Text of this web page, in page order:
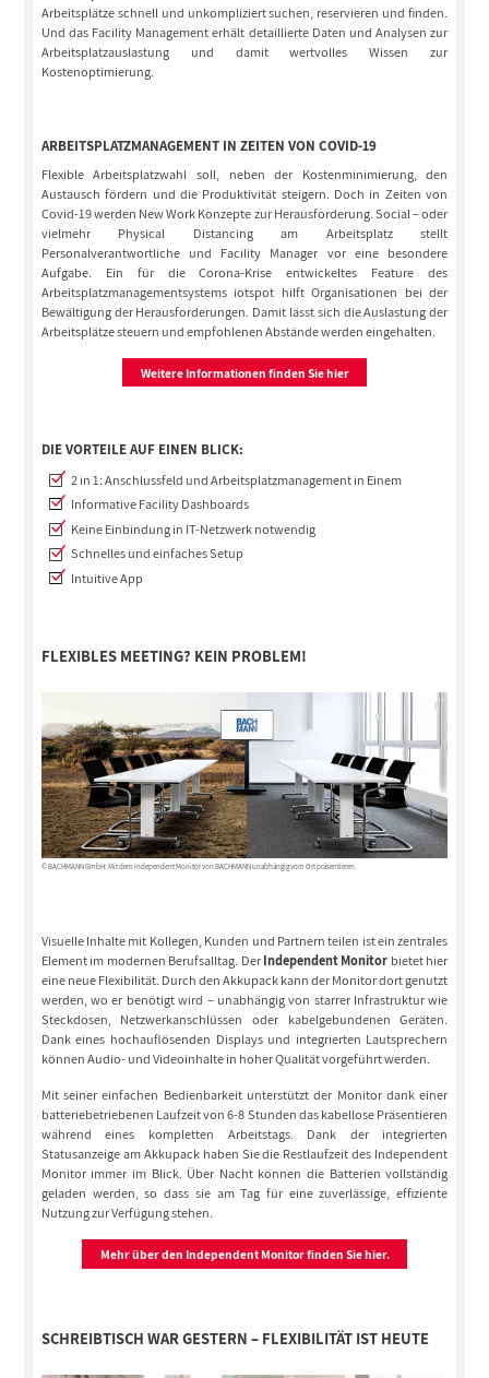
Arbeitsplätze schnell und unkompliziert suchen, reservieren und finden.
Und das Facility Management erhält detaillierte Daten und Analysen zur
Arbeitsplatzauslastung und damit wertvolles Wissen zur
Kostenoptimierung.
ARBEITSPLATZMANAGEMENT IN ZEITEN VON COVID-19
Flexible Arbeitsplatzwahl soll, neben der Kostenminimierung, den
Austausch fördern und die Produktivität steigern. Doch in Zeiten von
Covid-19 werden New Work Konzepte zur Herausforderung. Social – oder
vielmehr Physical Distancing am Arbeitsplatz stellt
Personalverantwortliche und Facility Manager vor eine besondere
Aufgabe. Ein für die Corona-Krise entwickeltes Feature des
Arbeitsplatzmanagementsystems iotspot hilft Organisationen bei der
Bewältigung der Herausforderungen. Damit lässt sich die Auslastung der
Arbeitsplätze steuern und empfohlenen Abstände werden eingehalten.
Weitere Informationen finden Sie hier
DIE VORTEILE AUF EINEN BLICK:
2 in 1: Anschlussfeld und Arbeitsplatzmanagement in Einem
Informative Facility Dashboards
Keine Einbindung in IT-Netzwerk notwendig
Schnelles und einfaches Setup
Intuitive App
FLEXIBLES MEETING? KEIN PROBLEM!
© BACHMANN GmbH: Mit dem Independent Monitor von BACHMANN unabhängig vom Ort präsentieren.
Visuelle Inhalte mit Kollegen, Kunden und Partnern teilen ist ein zentrales
Element im modernen Berufsalltag. DerIndependent Monitor bietet hier
eine neue Flexibilität. Durch den Akkupack kann der Monitor dort genutzt
werden, wo er benötigt wird – unabhängig von starrer Infrastruktur wie
Steckdosen, Netzwerkanschlüssen oder kabelgebundenen Geräten.
Dank eines hochauflösenden Displays und integrierten Lautsprechern
können Audio- und Videoinhalte in hoher Qualität vorgeführt werden.
Mit seiner einfachen Bedienbarkeit unterstützt der Monitor dank einer
batteriebetriebenen Laufzeit von 6-8 Stunden das kabellose Präsentieren
während eines kompletten Arbeitstags. Dank der integrierten
Statusanzeige am Akkupack haben Sie die Restlaufzeit des Independent
Monitor immer im Blick. Über Nacht können die Batterien vollständig
geladen werden, so dass sie am Tag für eine zuverlässige, effiziente
Nutzung zur Verfügung stehen.
Mehr über den Independent Monitor finden Sie hier.
SCHREIBTISCH WAR GESTERN – FLEXIBILITÄT IST HEUTE